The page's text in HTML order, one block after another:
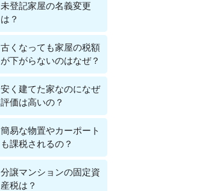
未登記家屋の名義変更
は？
古くなっても家屋の税額
が下がらないのはなぜ？
安く建てた家なのになぜ
評価は高いの？
簡易な物置やカーポート
も課税されるの？
分譲マンションの固定資
産税は？